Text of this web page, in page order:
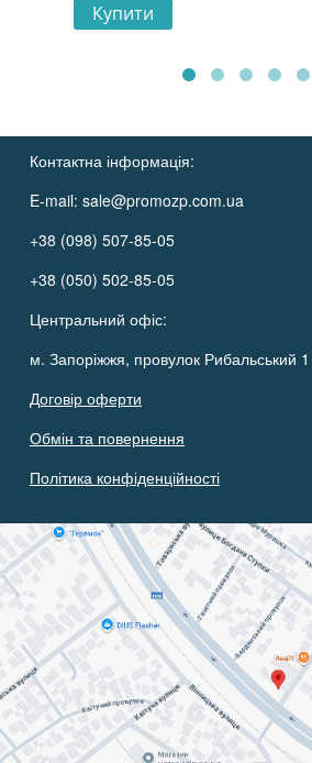
Купити
Контактна інформація:
E-mail: sale@promozp.com.ua
+38 (098) 507-85-05
+38 (050) 502-85-05
Центральний офіс:
м. Запоріжжя, провулок Рибальський 1
Договір оферти
Обмін та повернення
Політика конфіденційності